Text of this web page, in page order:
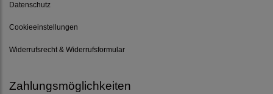
Datenschutz
Cookieeinstellungen
Widerrufsrecht & Widerrufsformular
Zahlungsmöglichkeiten